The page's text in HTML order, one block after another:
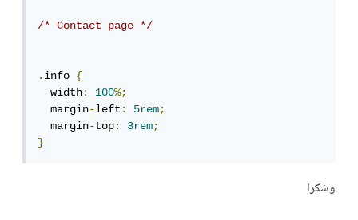
/* Contact page */
.info {
  width
: 100%;
  margin
-left: 5rem;
  margin
-top: 3rem;
}
وشكرا